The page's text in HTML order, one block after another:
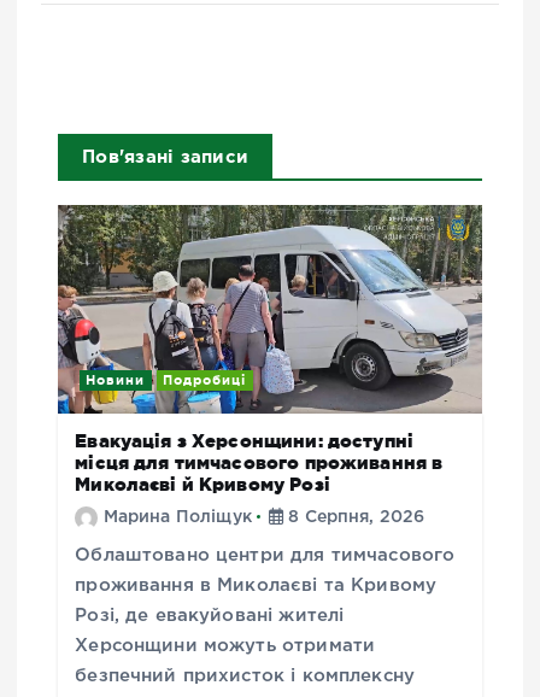
Пов'язані записи
Новини Подробиці
Евакуація з Херсонщини: доступні
місця для тимчасового проживання в
Миколаєві й Кривому Розі
Марина Поліщук 8 Серпня, 2026
Облаштовано центри для тимчасового
проживання в Миколаєві та Кривому
Розі, де евакуйовані жителі
Херсонщини можуть отримати
безпечний прихисток і комплексну